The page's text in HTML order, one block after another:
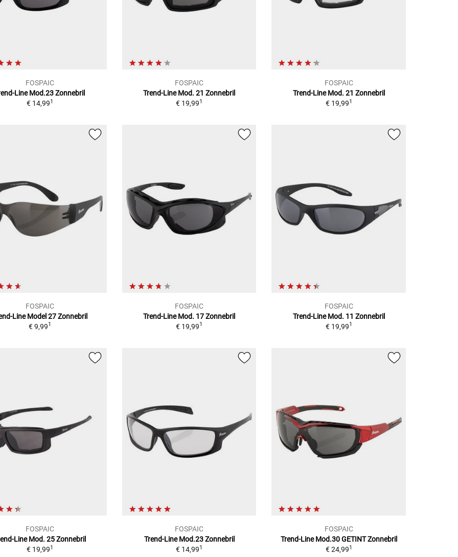
FOSPAIC
Line Mod.23 Zonnebril
€ 14,991
FOSPAIC
Trend-Line Mod. 21 Zonnebril
€ 19,991
FOSPAIC
Trend-Line Mod. 21 Zonnebril
€ 19,991
FOSPAIC
Line Model 27 Zonnebril
€ 9,991
FOSPAIC
Trend-Line Mod. 17 Zonnebril
€ 19,991
FOSPAIC
Trend-Line Mod. 11 Zonnebril
€ 19,991
FOSPAIC
Line Mod. 25 Zonnebril
€ 19,991
FOSPAIC
Trend-Line Mod.23 Zonnebril
€ 14,991
FOSPAIC
Trend-Line Mod.30 GETINT Zonnebril
€ 24,991